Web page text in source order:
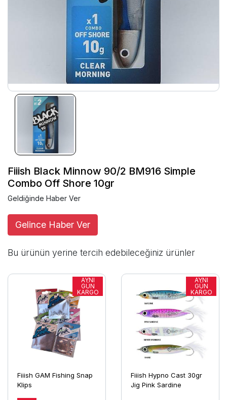
Fiiish Black Minnow 90/2 BM916 Simple
Combo Off Shore 10gr
Geldiğinde Haber Ver
Gelince Haber Ver
Bu ürünün yerine tercih edebileceğiniz ürünler
Fiiish GAM Fishing Snap
Klips
Fiiish Hypno Cast 30gr
Jig Pink Sardine